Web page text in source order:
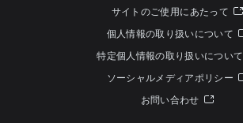
サイトのご使用にあたって
個人情報の取り扱いについて
特定個人情報の取り扱いについて
ソーシャルメディアポリシー
お問い合わせ